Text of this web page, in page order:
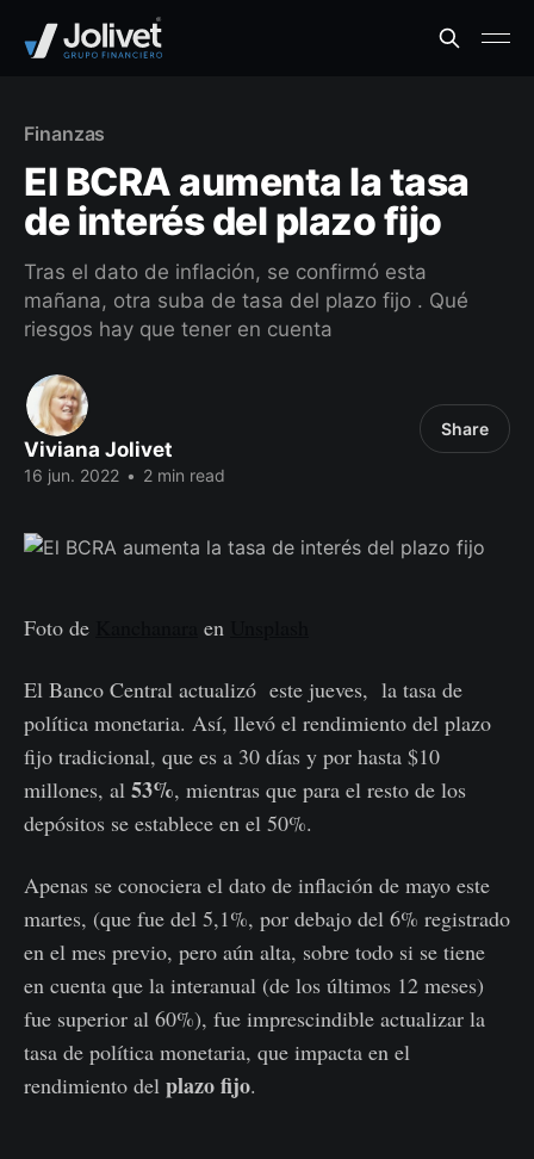
Finanzas
El BCRA aumenta la tasa
de interés del plazo fijo
Tras el dato de inflación, se confirmó esta
mañana, otra suba de tasa del plazo fijo . Qué
riesgos hay que tener en cuenta
Viviana Jolivet
16 jun. 2022 • 2 min read
Share
Foto de en
El Banco Central actualizó este jueves, la tasa de
política monetaria. Así, llevó el rendimiento del plazo
fijo tradicional, que es a 30 días y por hasta $10
millones, al 53%, mientras que para el resto de los
depósitos se establece en el 50%.
Apenas se conociera el dato de inflación de mayo este
martes, (que fue del 5,1%, por debajo del 6% registrado
en el mes previo, pero aún alta, sobre todo si se tiene
en cuenta que la interanual (de los últimos 12 meses)
fue superior al 60%), fue imprescindible actualizar la
tasa de política monetaria, que impacta en el
rendimiento del plazo fijo.